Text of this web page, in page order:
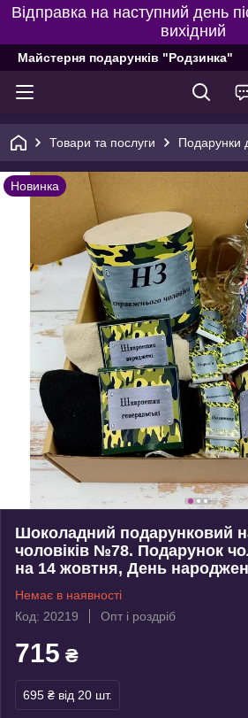
Відправка на наступний день
вихідний
Майстерня подарунків "Родзинка"
Товари та послуги Подарунки
Новинка
Шоколадний подарунковий
чоловіків №78. Подарунок
на 14 жовтня, День
Немає в наявності
Код: 20219
Опт і роздріб
715 ₴
695 ₴ від 20 шт.